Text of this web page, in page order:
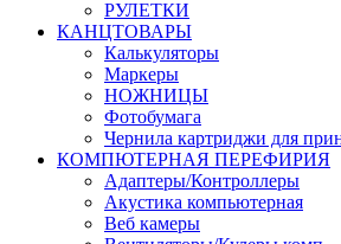
РУЛЕТКИ
КАНЦТОВАРЫ
Калькуляторы
Маркеры
НОЖНИЦЫ
Фотобумага
Чернила картриджи для
КОМПЮТЕРНАЯ ПЕРЕФИРИЯ
Адаптеры/Контроллеры
Акустика компьютерная
Веб камеры